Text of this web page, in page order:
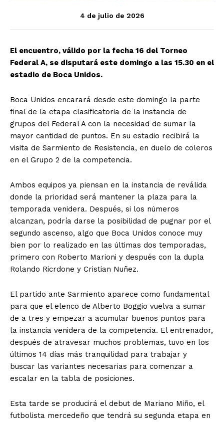
4 de julio de 2026
El encuentro, válido por la fecha 16 del Torneo
Federal A, se disputará este domingo a las 15.30 en el
estadio de Boca Unidos.
Boca Unidos encarará desde este domingo la parte
final de la etapa clasificatoria de la instancia de
grupos del Federal A con la necesidad de sumar la
mayor cantidad de puntos. En su estadio recibirá la
visita de Sarmiento de Resistencia, en duelo de coleros
en el Grupo 2 de la competencia.
Ambos equipos ya piensan en la instancia de reválida
donde la prioridad será mantener la plaza para la
temporada venidera. Después, si los números
alcanzan, podría darse la posibilidad de pugnar por el
segundo ascenso, algo que Boca Unidos conoce muy
bien por lo realizado en las últimas dos temporadas,
primero con Roberto Marioni y después con la dupla
Rolando Ricrdone y Cristian Nuñez.
El partido ante Sarmiento aparece como fundamental
para que el elenco de Alberto Boggio vuelva a sumar
de a tres y empezar a acumular buenos puntos para
la instancia venidera de la competencia. El entrenador,
después de atravesar muchos problemas, tuvo en los
últimos 14 días más tranquilidad para trabajar y
buscar las variantes necesarias para comenzar a
escalar en la tabla de posiciones.
Esta tarde se producirá el debut de Mariano Miño, el
futbolista mercedeño que tendrá su segunda etapa en